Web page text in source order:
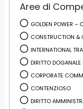
Aree di
GOLDEN POWER –
CONSTRUCTION &
INTERNATIONAL
DIRITTO DOGANALE
CORPORATE
CONTENZIOSO
DIRITTO